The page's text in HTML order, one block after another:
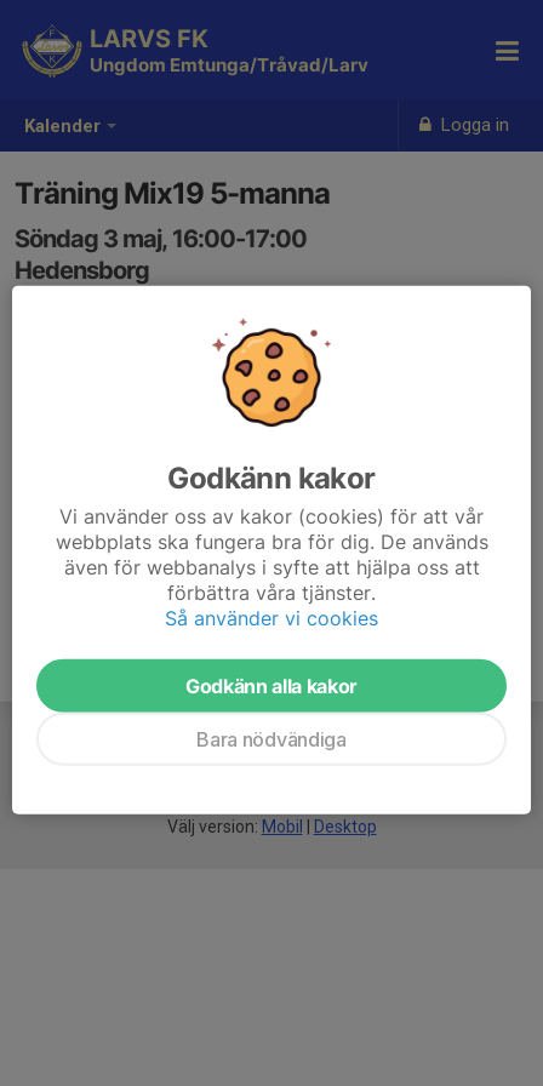
Kalender Logga in
LARVS FK
Ungdom Emtunga/Tråvad/Larv
Träning Mix19 5-manna
Söndag 3 maj, 16:00-17:00
Hedensborg
Välj version: Mobil Desktop
Godkänn kakor
Vi använder oss av kakor (cookies) för att vår
webbplats ska fungera bra för dig. De används
även för webbanalys i syfte att hjälpa oss att
förbättra våra tjänster.
Så använder vi cookies
Godkänn alla kakor
Bara nödvändiga